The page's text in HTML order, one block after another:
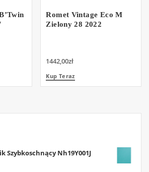
Romet Vintage Eco M
Zielony 28 2022
1442,00zł
Kup Teraz
Szybkoschnący Nh19Y001J